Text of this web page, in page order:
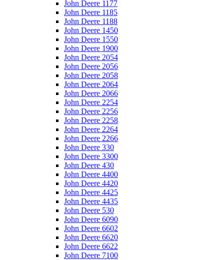
John Deere 1177
John Deere 1185
John Deere 1188
John Deere 1450
John Deere 1550
John Deere 1900
John Deere 2054
John Deere 2056
John Deere 2058
John Deere 2064
John Deere 2066
John Deere 2254
John Deere 2256
John Deere 2258
John Deere 2264
John Deere 2266
John Deere 330
John Deere 3300
John Deere 430
John Deere 4400
John Deere 4420
John Deere 4425
John Deere 4435
John Deere 530
John Deere 6090
John Deere 6602
John Deere 6620
John Deere 6622
John Deere 7100